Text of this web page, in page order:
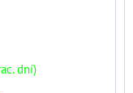
dní)